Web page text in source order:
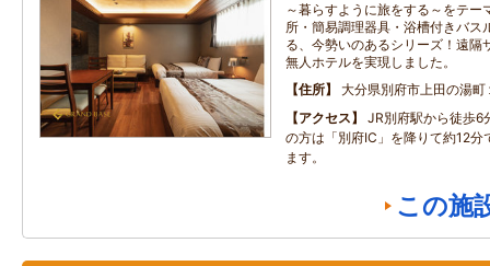
～暮らすように旅をする～をテー
所・簡易調理器具・浴槽付きバス
る、今勢いのあるシリーズ！遠隔
無人ホテルを実現しました。
住所
大分県別府市上田の湯町
アクセス
JR別府駅から徒歩6
の方は「別府IC」を降りて約12分
ます。
この施